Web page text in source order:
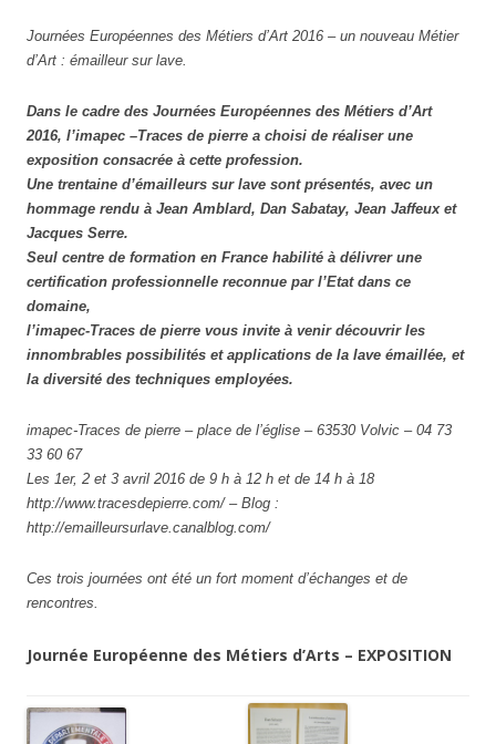
Journées Européennes des Métiers d’Art 2016 – un nouveau Métier
d’Art : émailleur sur lave.
Dans le cadre des Journées Européennes des Métiers d’Art
2016, l’imapec –Traces de pierre a choisi de réaliser une
exposition consacrée à cette profession.
Une trentaine d’émailleurs sur lave sont présentés, avec un
hommage rendu à Jean Amblard, Dan Sabatay, Jean Jaffeux et
Jacques Serre.
Seul centre de formation en France habilité à délivrer une
certification professionnelle reconnue par l’Etat dans ce
domaine,
l’imapec-Traces de pierre vous invite à venir découvrir les
innombrables possibilités et applications de la lave émaillée, et
la diversité des techniques employées.
imapec-Traces de pierre – place de l’église – 63530 Volvic – 04 73
33 60 67
Les 1er, 2 et 3 avril 2016 de 9 h à 12 h et de 14 h à 18
http://www.tracesdepierre.com/ – Blog :
http://emailleursurlave.canalblog.com/
Ces trois journées ont été un fort moment d’échanges et de
rencontres.
Journée Européenne des Métiers d’Arts – EXPOSITION